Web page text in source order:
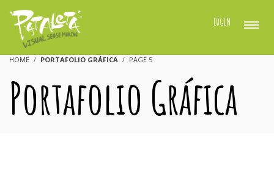
LOGIN
HOME PORTAFOLIO GRÁFICA PAGE 5
Portafolio Gráfica